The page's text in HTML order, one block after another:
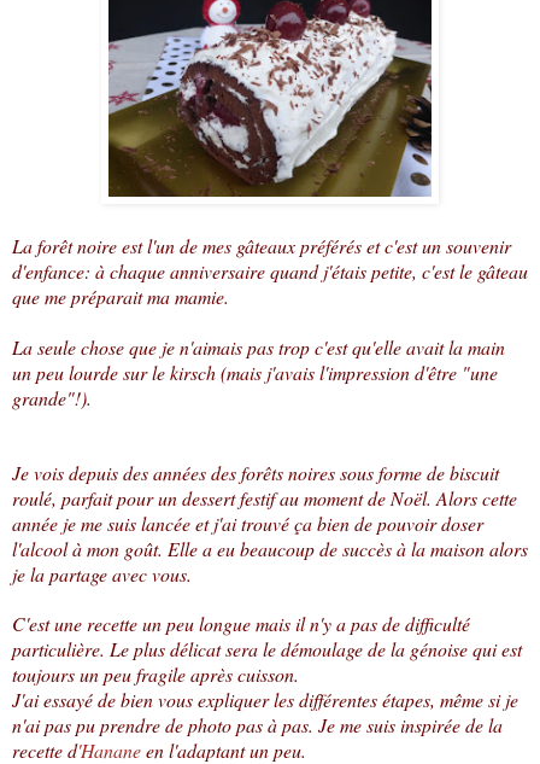
La forêt noire est l'un de mes gâteaux préférés et c'est un souvenir
d'enfance: à chaque anniversaire quand j'étais petite, c'est le gâteau
que me préparait ma mamie.
La seule chose que je n'aimais pas trop c'est qu'elle avait la main
un peu lourde sur le kirsch (mais j'avais l'impression d'être "une
grande"!).
Je vois depuis des années des forêts noires sous forme de biscuit
roulé, parfait pour un dessert festif au moment de Noël. Alors cette
année je me suis lancée et j'ai trouvé ça bien de pouvoir doser
l'alcool à mon goût. Elle a eu beaucoup de succès à la maison alors
je la partage avec vous.
C'est une recette un peu longue mais il n'y a pas de difficulté
particulière. Le plus délicat sera le démoulage de la génoise qui est
toujours un peu fragile après cuisson.
J'ai essayé de bien vous expliquer les différentes étapes, même si je
n'ai pas pu prendre de photo pas à pas. Je me suis inspirée de la
recette d'Hananeen l'adaptant un peu.